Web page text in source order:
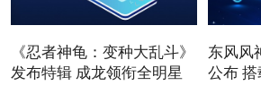
《忍者神龟：变种大乱斗》
发布特辑 成龙领衔全明星
东风风
公布 搭